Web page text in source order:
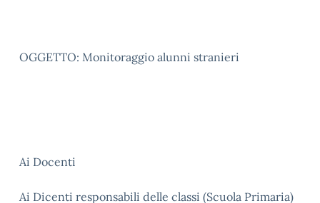
OGGETTO: Monitoraggio alunni stranieri
Ai Docenti
Ai Dicenti responsabili delle classi (Scuola Primaria)